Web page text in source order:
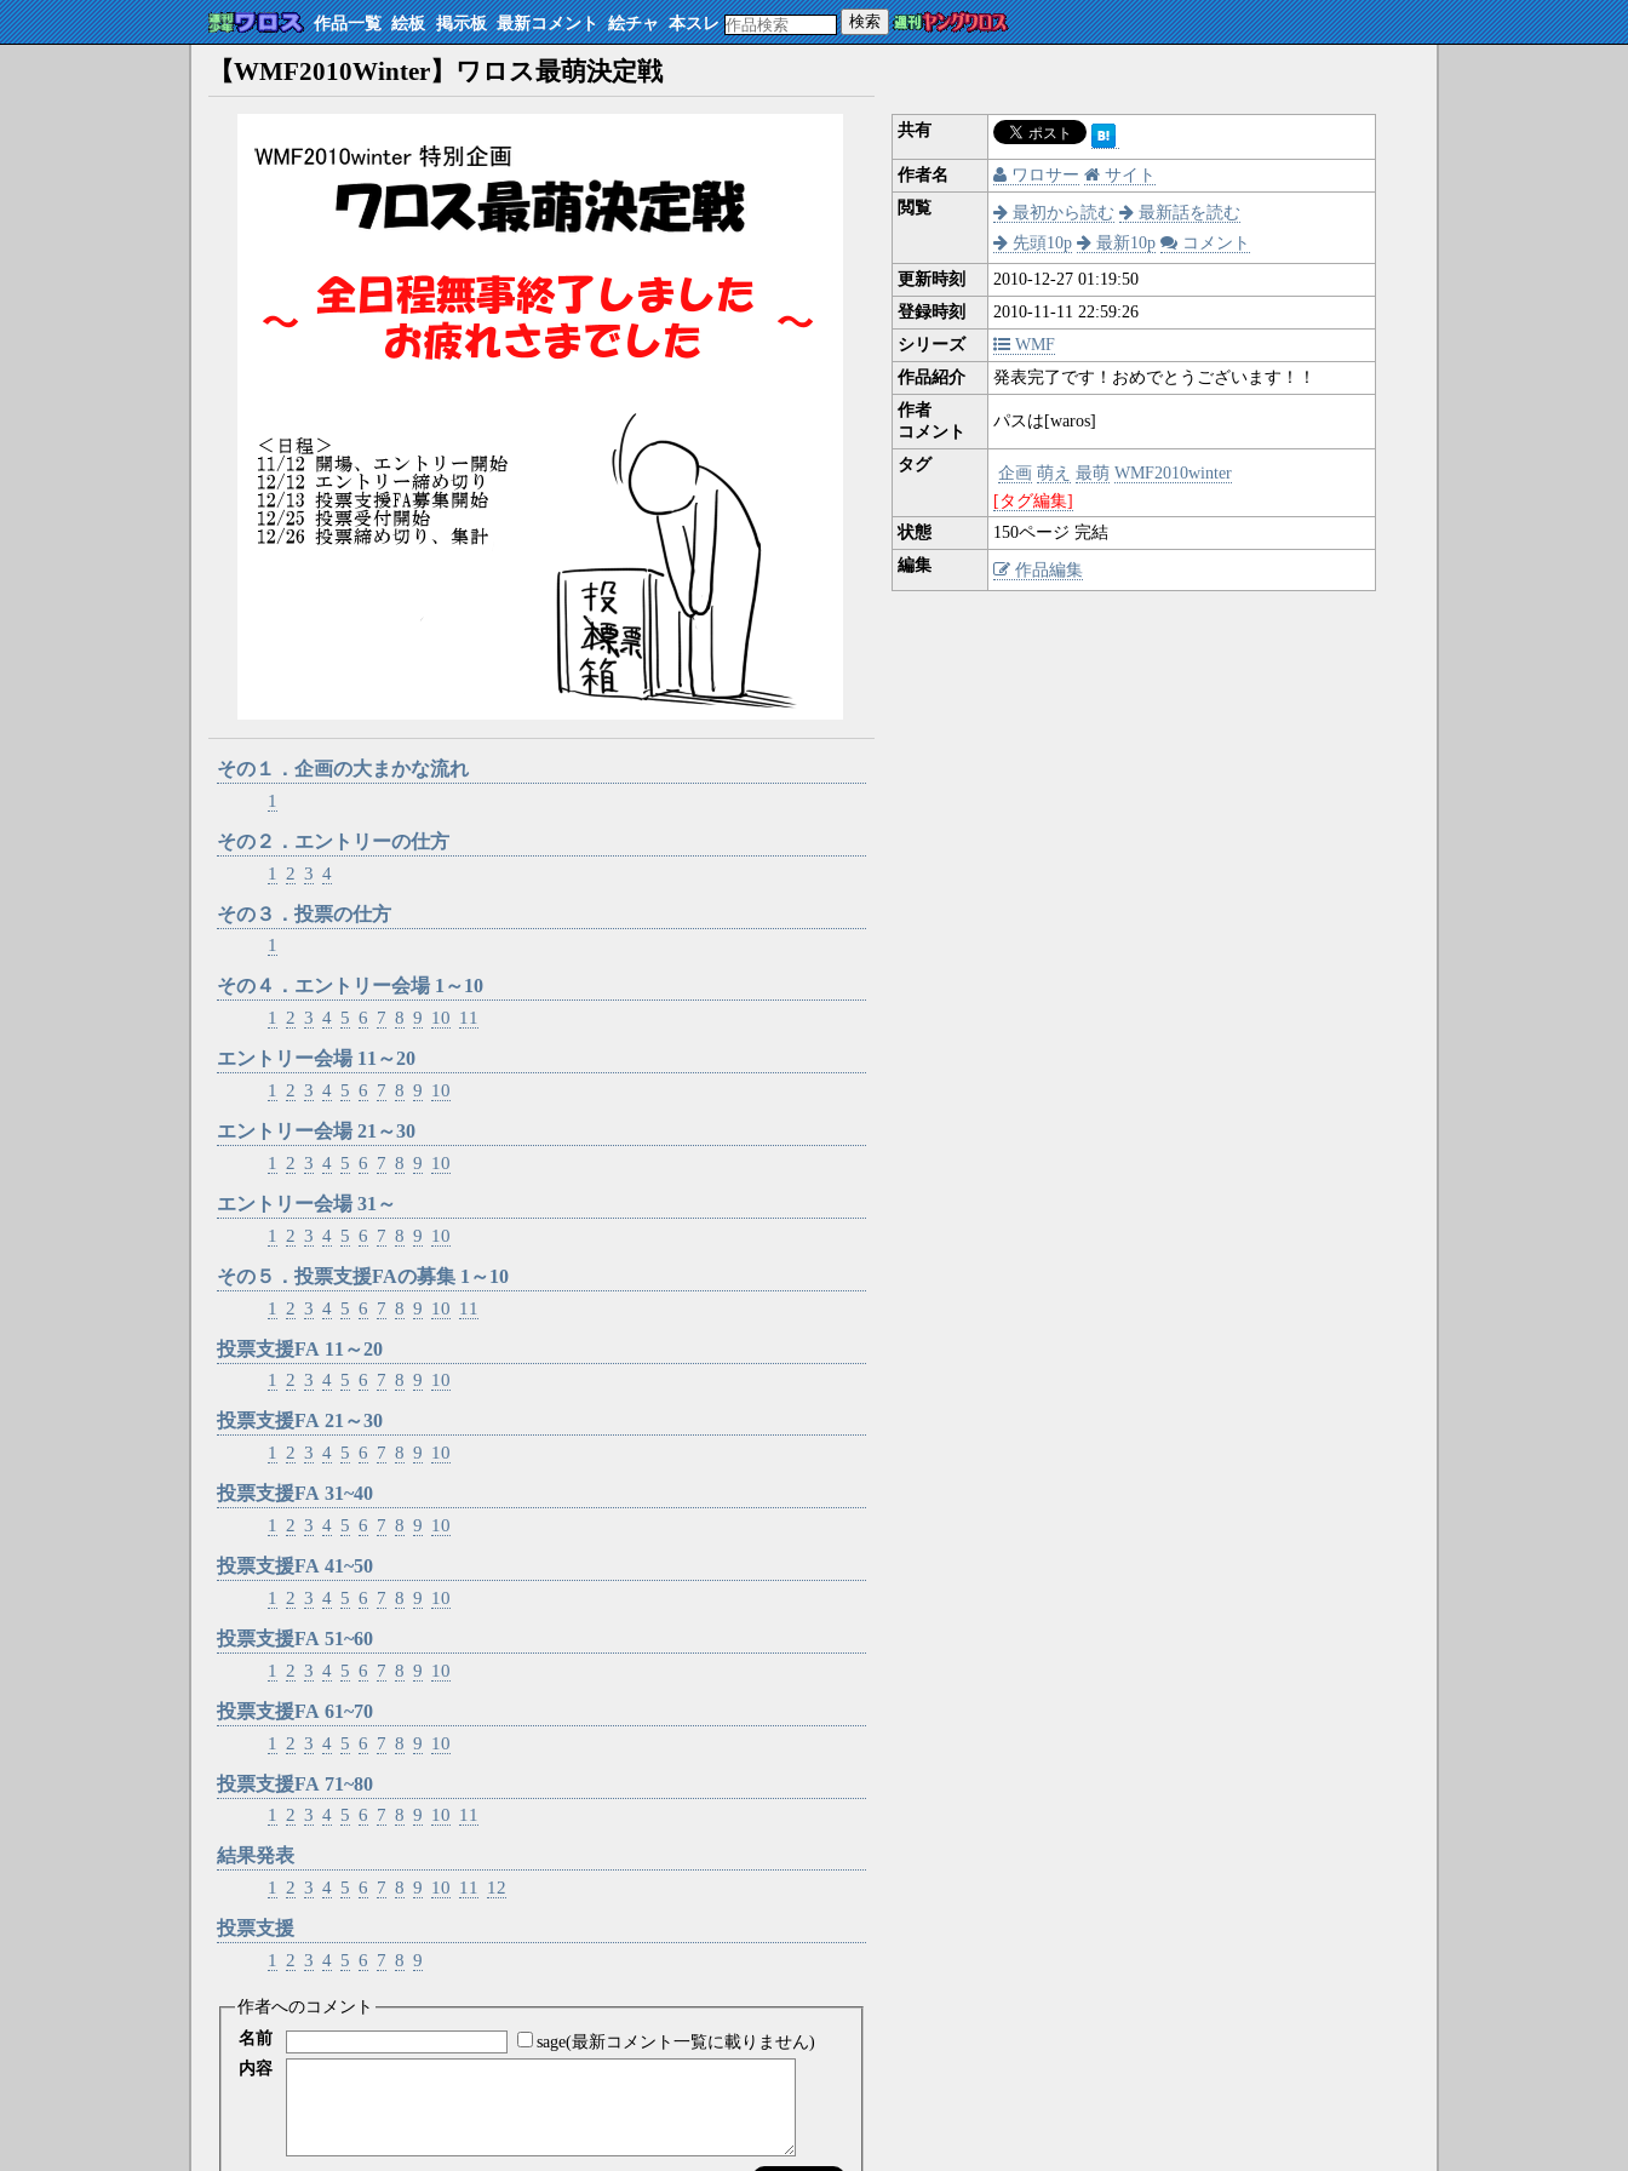
作品一覧 絵板 掲示板 最新コメント 絵チャ 本スレ 検索
【WMF2010Winter】ワロス最萌決定戦
その１．企画の大まかな流れ
1
その２．エントリーの仕方
1
2 3 4
その３．投票の仕方
1
その４．エントリー会場 1～10
1
2 3 4 5 6 7 8 9 10 11
エントリー会場 11～20
1
2 3 4 5 6 7 8 9 10
エントリー会場 21～30
1
2 3 4 5 6 7 8 9 10
エントリー会場 31～
1
2 3 4 5 6 7 8 9 10
その５．投票支援FAの募集 1～10
1
2 3 4 5 6 7 8 9 10 11
投票支援FA 11～20
1 2 3 4 5 6 7 8 9 10
投票支援FA 21～30
1
2 3 4 5 6 7 8 9 10
投票支援FA 31~40
1
2 3 4 5 6 7 8 9 10
投票支援FA 41~50
1
2 3 4 5 6 7 8 9 10
投票支援FA 51~60
1
2 3 4 5 6 7 8 9 10
投票支援FA 61~70
1
2 3 4 5 6 7 8 9 10
投票支援FA 71~80
1 2 3 4 5 6 7 8 9 10 11
結果発表
1
2 3 4 5 6 7 8 9 10 11
12
投票支援
1
2 3 4 5 6 7 8 9
作者へのコメント
名前
sage(最新コメント一覧に載りません)
内容
共有
作者名 ワロサー
サイト
閲覧
最初から読む
最新話を読む
先頭10p
最新10p
コメント
更新時刻
2010-12-27 01:19:50
登録時刻
2010-11-11 22:59:26
シリーズ
WMF
作品紹介
発表完了です！おめでとうございます！！
作者
コメント
パスは[waros]
タグ 企画 萌え 最萌 WMF2010winter
[タグ編集]
状態
150ページ 完結
編集
作品編集